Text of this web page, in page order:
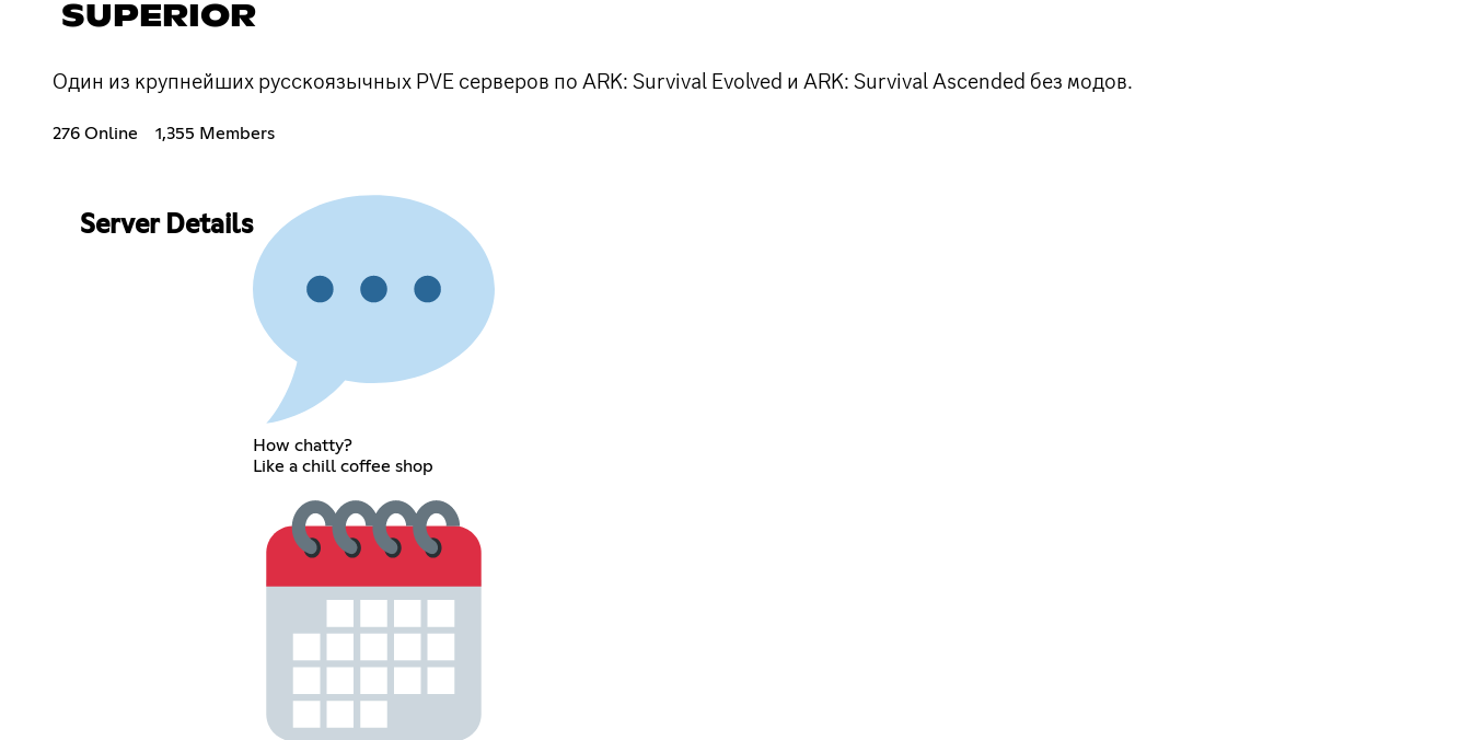
SUPERIOR
Один из крупнейших русскоязычных PVE серверов по ARK: Survival Evolved и ARK: Survival Ascended без модов.
276 Online 1,355 Members
Server Details
How chatty?
Like a chill coffee shop